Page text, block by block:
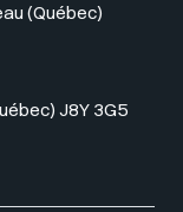
(Québec)
J8Y 3G5